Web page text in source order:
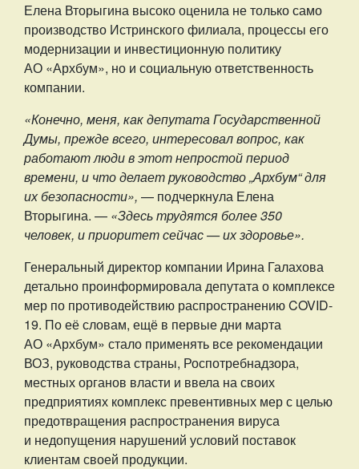
Елена Вторыгина высоко оценила не только само
производство Истринского филиала, процессы его
модернизации и инвестиционную политику
АО «Архбум», но и социальную ответственность
компании.
«Конечно, меня, как депутата Государственной
Думы, прежде всего, интересовал вопрос, как
работают люди в этот непростой период
времени, и что делает руководство „Архбум“ для
их безопасности», — подчеркнула Елена
Вторыгина. — «Здесь трудятся более 350
человек, и приоритет сейчас — их здоровье».
Генеральный директор компании Ирина Галахова
детально проинформировала депутата о комплексе
мер по противодействию распространению COVID-
19. По её словам, ещё в первые дни марта
АО «Архбум» стало применять все рекомендации
ВОЗ, руководства страны, Роспотребнадзора,
местных органов власти и ввела на своих
предприятиях комплекс превентивных мер с целью
предотвращения распространения вируса
и недопущения нарушений условий поставок
клиентам своей продукции.